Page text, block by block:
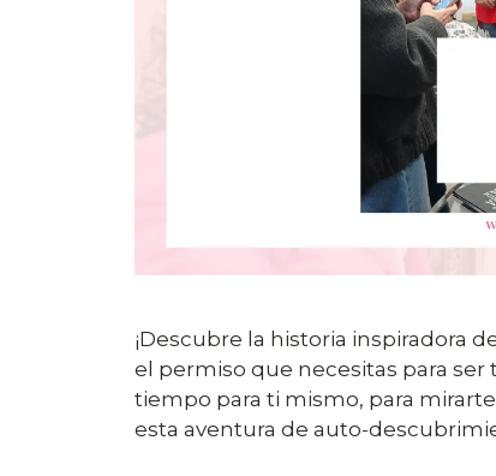
¡Descubre la historia inspiradora
el permiso que necesitas para
tiempo para ti mismo, para
esta aventura de auto-